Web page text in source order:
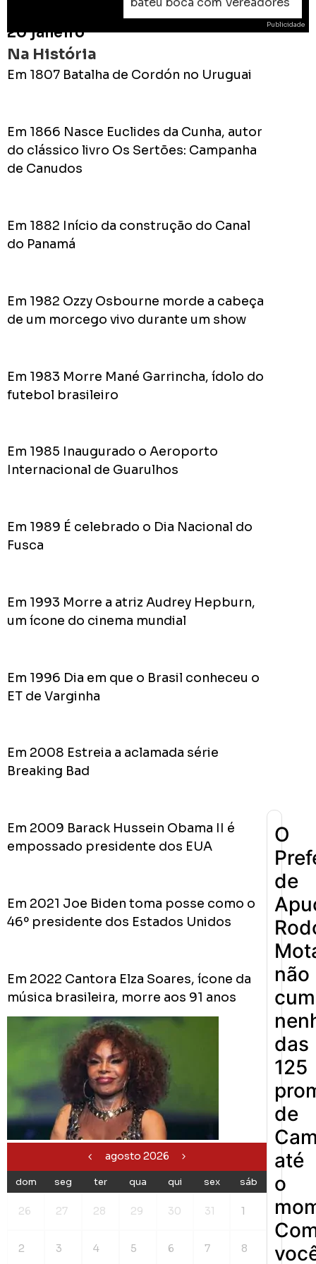
20 janeiro
Na História
Em 1807 Batalha de Cordón no Uruguai
Em 1866 Nasce Euclides da Cunha, autor
do clássico livro Os Sertões: Campanha
de Canudos
Em 1882 Início da construção do Canal
do Panamá
Em 1982 Ozzy Osbourne morde a cabeça
de um morcego vivo durante um show
Em 1983 Morre Mané Garrincha, ídolo do
futebol brasileiro
Em 1985 Inaugurado o Aeroporto
Internacional de Guarulhos
Em 1989 É celebrado o Dia Nacional do
Fusca
Em 1993 Morre a atriz Audrey Hepburn,
um ícone do cinema mundial
Em 1996 Dia em que o Brasil conheceu o
ET de Varginha
Em 2008 Estreia a aclamada série
Breaking Bad
Em 2009 Barack Hussein Obama II é
empossado presidente dos EUA
Em 2021 Joe Biden toma posse como o
46º presidente dos Estados Unidos
Em 2022 Cantora Elza Soares, ícone da
música brasileira, morre aos 91 anos
agosto 2026
dom seg ter qua qui sex sáb
26 27 28 29 30 31 1
2 3 4 5 6 7 8
Publicidade
O
de
não
das
125
de
até
o